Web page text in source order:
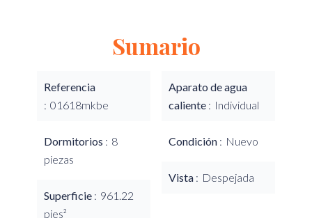
Sumario
Referencia
01618mkbe
Dormitorios
8
piezas
Superficie
961.22
pies²
Aparato de agua
caliente
Individual
Condición Nuevo
Vista Despejada